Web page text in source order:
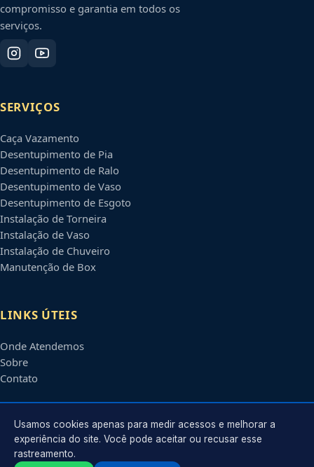
compromisso e garantia em todos os
serviços.
SERVIÇOS
Caça Vazamento
Desentupimento de Pia
Desentupimento de Ralo
Desentupimento de Vaso
Desentupimento de Esgoto
Instalação de Torneira
Instalação de Vaso
Instalação de Chuveiro
Manutenção de Box
LINKS ÚTEIS
Onde Atendemos
Sobre
Contato
CONTATO
Atendimento em
Usamos cookies apenas para medir acessos e melhorar a
experiência do site. Você pode aceitar ou recusar esse
rastreamento.